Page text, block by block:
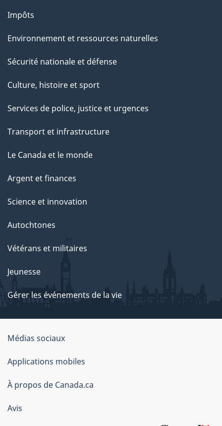
Impôts
Environnement et ressources naturelles
Sécurité nationale et défense
Culture, histoire et sport
Services de police, justice et urgences
Transport et infrastructure
Le Canada et le monde
Argent et finances
Science et innovation
Autochtones
Vétérans et militaires
Jeunesse
Gérer les événements de la vie
Organisation
du
gouvernement
du
Canada
Médias sociaux
Applications mobiles
À propos de Canada.ca
Avis